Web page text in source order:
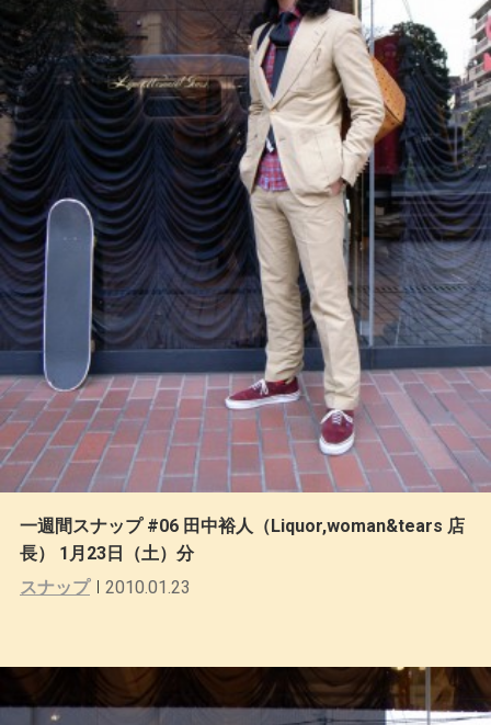
一週間スナップ #06 田中裕人（Liquor,woman&tears 店
長） 1月23日（土）分
スナップ
2010.01.23